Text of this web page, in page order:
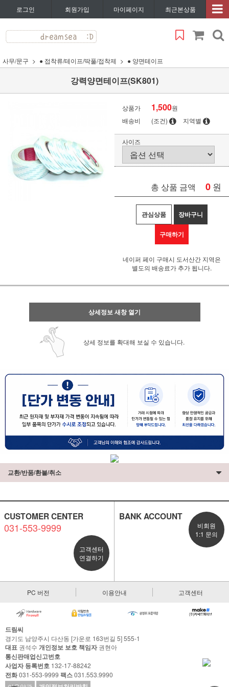
로그인 회원가입 마이페이지 최근본상품
사무/문구 ● 접착류/테이프/딱풀/접착제 ● 양면테이프
강력양면테이프(SK801)
상품가 1,500원
배송비
(조건) 지역별
사이즈
총 상품 금액 0 원
관심상품 장바구니
구매하기
네이퍼 페이 구매시 도서산간 지역은
별도의 배송료가 추가 됩니다.
상세정보 새창 열기
상세 정보를 확대해 보실 수 있습니다.
교환/반품/환불/취소
CUSTOMER CENTER
031-553-9999
고객센터
연결하기
BANK ACCOUNT
비회원
1:1 문의
PC 버전 이용안내 고객센터
드림씨
경기도 남양주시 다산동 [가운로 163번길 5] 555-1
대표 권석수 개인정보 보호 책임자권현아
통신판매업신고번호
사업자 등록번호 132-17-88242
전화031-553-9999 팩스031.553.9990